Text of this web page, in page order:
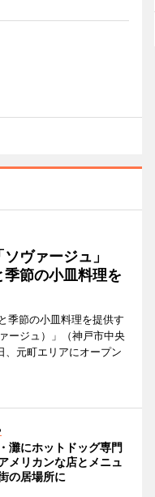
ソヴァージュ」
節の小皿料理を
季節の小皿料理を提供す
ージュ）」（神戸市中央
、元町エリアにオープン
灘にホットドッグ専門
メリカンな店とメニュ
の居場所に